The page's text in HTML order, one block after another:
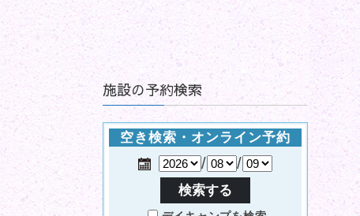
施設の予約検索